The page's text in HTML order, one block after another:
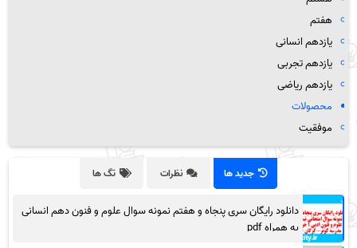
هفتم
یازدهم انسانی
یازدهم تجربی
یازدهم ریاضی
محصولات
موفقیت
جدید ها نظرات تگ ها
دانلود رایگان سری پنجاه و هفتم نمونه سوال علوم و فنون دهم انسانی
به همراه pdf